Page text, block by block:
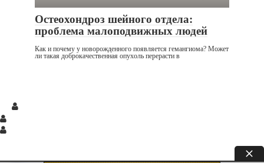
Остеохондроз шейного отдела:
проблема малоподвижных людей
Как и почему у новорожденного появляется гемангиома? Может
ли такая доброкачественная опухоль перерасти в